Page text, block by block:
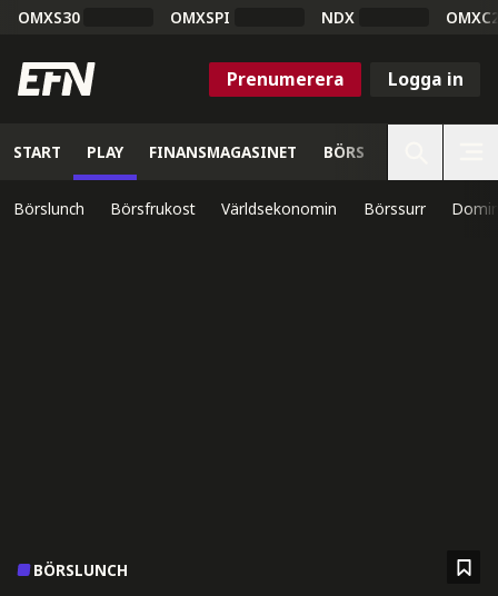
OMXS30 OMXSPI NDX
Prenumerera Logga in
START PLAY FINANSMAGASINET BÖRS
Börslunch Börsfrukost Världsekonomin Börssurr
BÖRSLUNCH